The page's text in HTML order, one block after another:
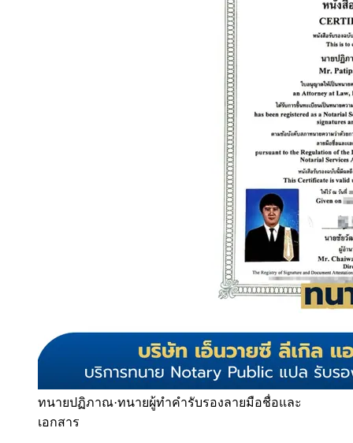
ทนายปฏิภาณ·ทนายผู้ทำคำรับรองลายมือชื่อและ
เอกสาร